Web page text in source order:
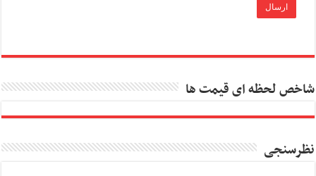
شاخص لحظه ای قیمت ها
نظرسنجی